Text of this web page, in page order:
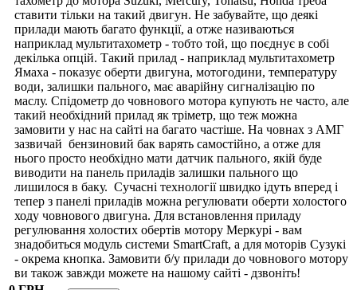
ставити тільки на такий двигун. Не забувайте, що деякі
прилади мають багато функції, а отже називаються
наприклад мультитахометр - тобто той, що поєднує в собі
декілька опцій. Такий прилад - наприклад мультитахометр
Ямаха - показує оберти двигуна, мотогодини, температуру
води, залишки пального, має аварійну сигналізацію по
маслу. Спідометр до човнового мотора купують не часто, але
такий необхідний прилад як тріметр, що теж можна
замовити у нас на сайті на багато частіше. На човнах з АМГ
зазвичай бензиновий бак варять самостійно, а отже для
нього просто необхідно мати датчик пального, якій буде
виводити на панель приладів залишки пального що
лишилося в баку. Сучасні технології швидко ідуть вперед і
тепер з панелі приладів можна регулювати оберти холостого
ходу човнового двигуна. Для встановлення приладу
регулювання холостих обертів мотору Меркурі - вам
знадобиться модуль системи SmartCraft, а для моторів Сузукі
- окрема кнопка. Замовити б/у прилади до човнового мотору
ви також завжди можете на нашому сайті - дзвоніть!